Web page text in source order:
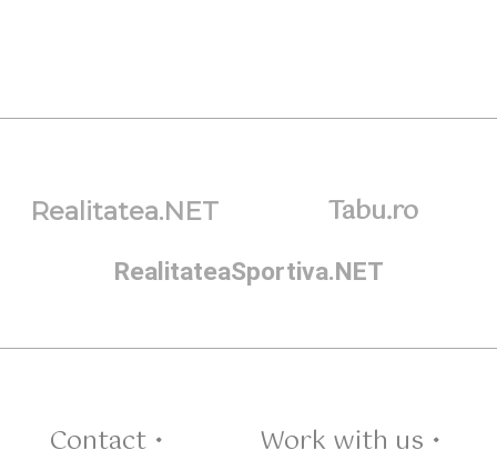
Realitatea.NET Tabu.ro
RealitateaSportiva.NET